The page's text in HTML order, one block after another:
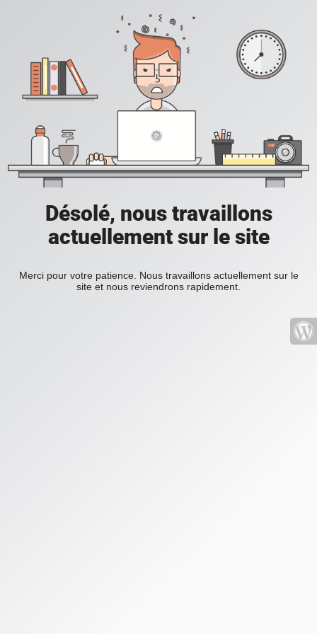
Désolé, nous travaillons
actuellement sur le site
Merci pour votre patience. Nous travaillons actuellement sur le
site et nous reviendrons rapidement.